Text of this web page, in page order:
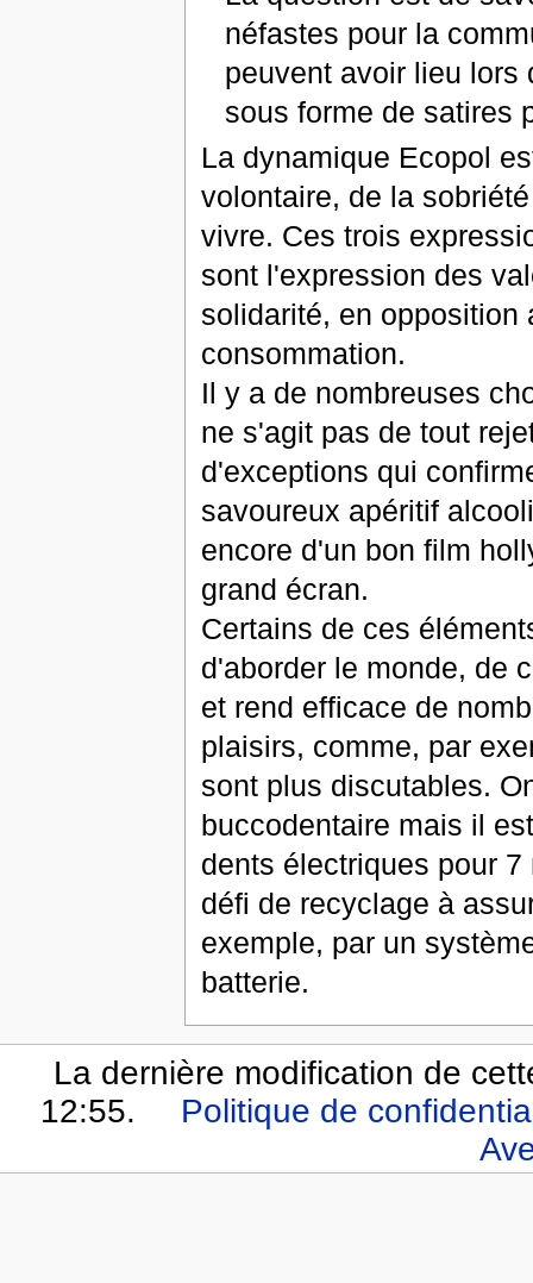
néfastes pour la
peuvent avoir lieu lors
sous forme de satires
La dynamique Ecopol
volontaire, de la
vivre. Ces trois
sont l'expression des
solidarité, en opposition
consommation.
Il y a de nombreuses
ne s'agit pas de tout
d'exceptions qui
savoureux apéritif
encore d'un bon film
grand écran.
Certains de ces
d'aborder le monde, de
et rend efficace de
plaisirs, comme, par
sont plus discutables.
buccodentaire mais il
dents électriques pour
défi de recyclage à
exemple, par un
batterie.
La dernière modification de
12:55.
Politique de